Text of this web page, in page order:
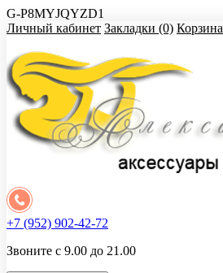
G-P8MYJQYZD1
Личный кабинет Закладки (0) Корзина
+7 (952) 902-42-72
Звоните с 9.00 до 21.00